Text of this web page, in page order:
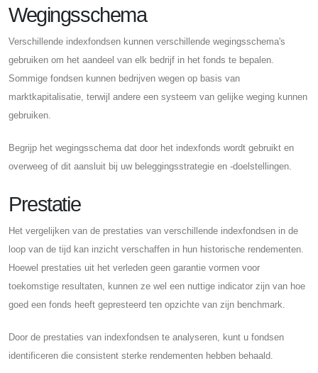
Wegingsschema
Verschillende indexfondsen kunnen verschillende wegingsschema's
gebruiken om het aandeel van elk bedrijf in het fonds te bepalen.
Sommige fondsen kunnen bedrijven wegen op basis van
marktkapitalisatie, terwijl andere een systeem van gelijke weging kunnen
gebruiken.
Begrijp het wegingsschema dat door het indexfonds wordt gebruikt en
overweeg of dit aansluit bij uw beleggingsstrategie en -doelstellingen.
Prestatie
Het vergelijken van de prestaties van verschillende indexfondsen in de
loop van de tijd kan inzicht verschaffen in hun historische rendementen.
Hoewel prestaties uit het verleden geen garantie vormen voor
toekomstige resultaten, kunnen ze wel een nuttige indicator zijn van hoe
goed een fonds heeft gepresteerd ten opzichte van zijn benchmark.
Door de prestaties van indexfondsen te analyseren, kunt u fondsen
identificeren die consistent sterke rendementen hebben behaald.